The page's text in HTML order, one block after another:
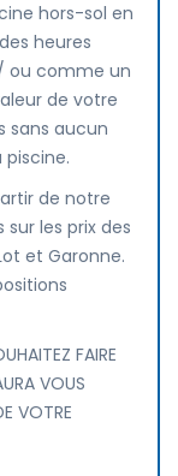
hors-sol en
heures
ou comme un
de votre
sans aucun
de notre
les prix des
et Garonne.
FAIRE
VOUS
VOTRE